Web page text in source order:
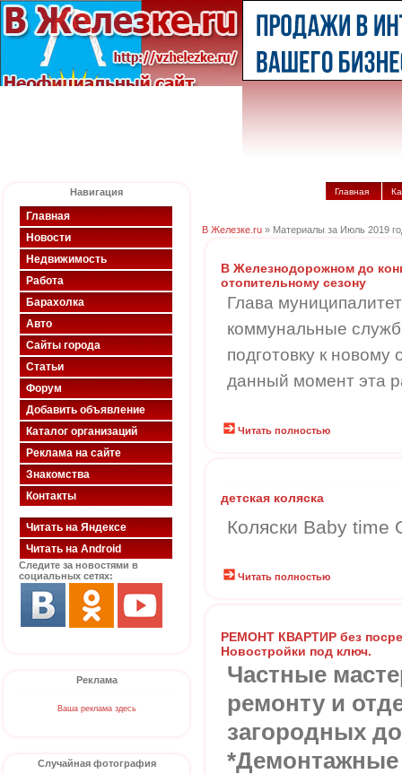
Навигация
Главная
Новости
Недвижимость
Работа
Барахолка
Авто
Сайты города
Статьи
Форум
Добавить объявление
Каталог организаций
Реклама на сайте
Знакомства
Контакты
Читать на Яндексе
Читать на Android
Следите за новостями в
социальных сетях:
Реклама
Ваша реклама здесь
Случайная фотография
Главная
В Железке.ru » Материалы за Июль 2019
В Железнодорожном до
отопительному сезону
Глава
коммунальные
подготовку к
данный момент эта
Читать полностью
детская коляска
Коляски Baby time
Читать полностью
РЕМОНТ КВАРТИР без
Новостройки под ключ.
Частные
ремонту и
загородных